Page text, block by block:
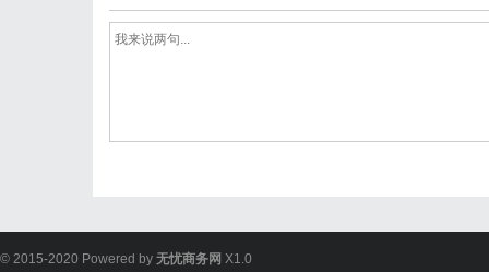
© 2015-2020 Powered by 无忧商务网 X1.0